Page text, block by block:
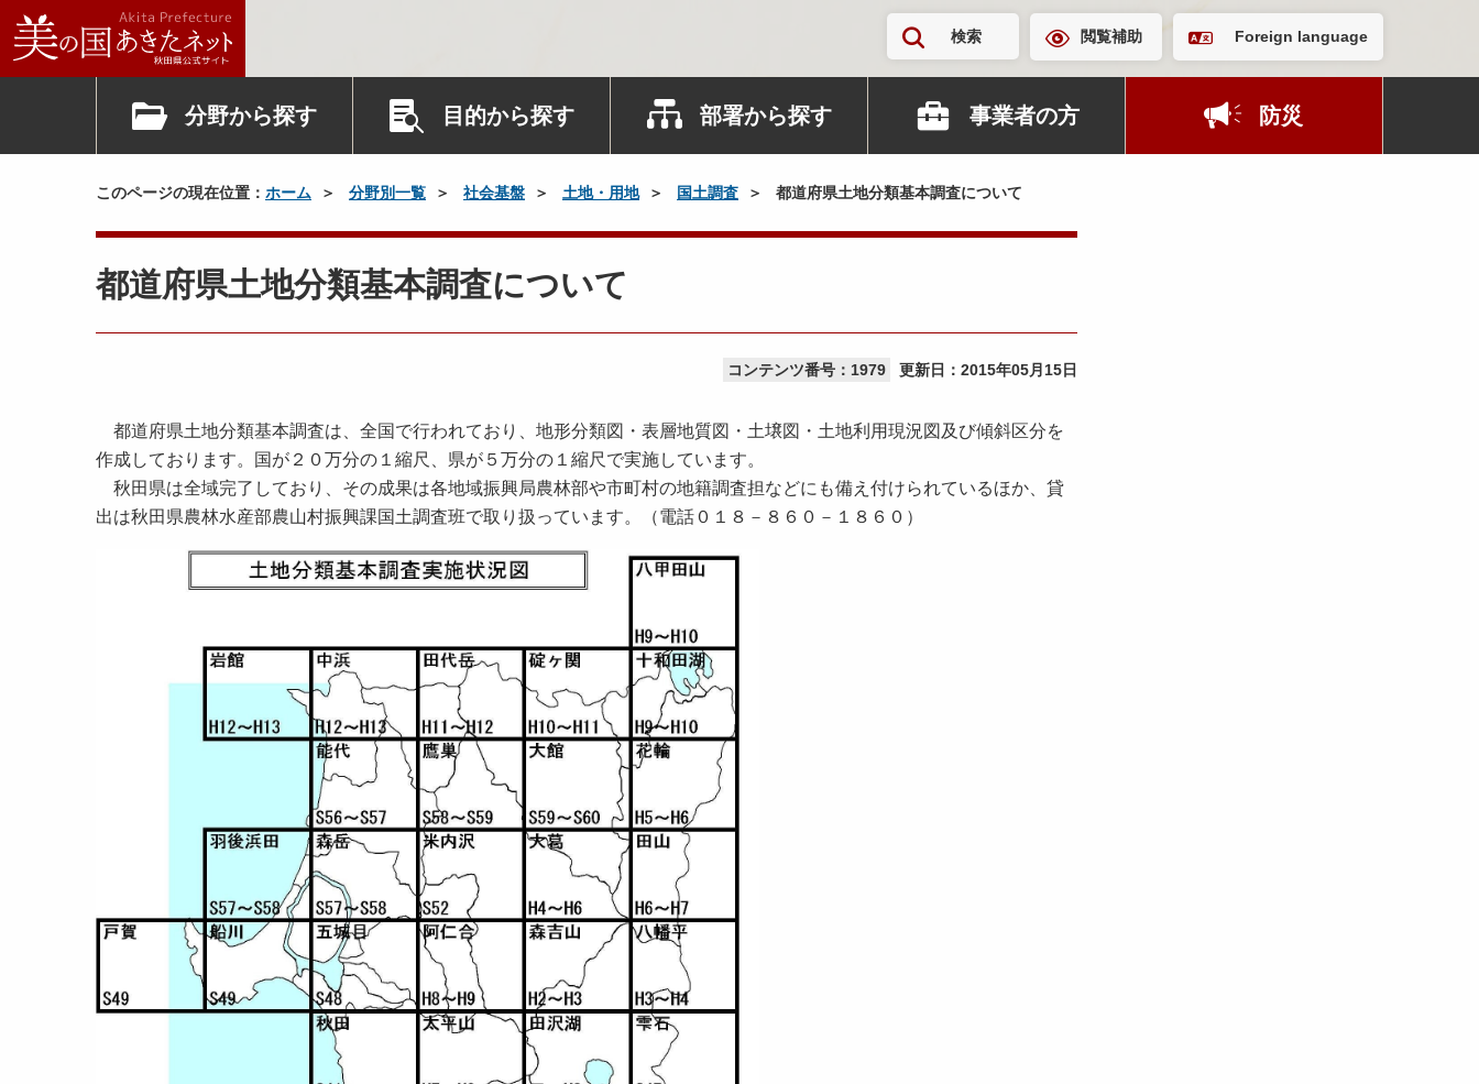
検索 閲覧補助 Foreign language
分野から探す 目的から探す 部署から探す 事業者の方 防災
このページの現在位置： ホーム 分野別一覧 社会基盤 土地・用地 国土調査 都道府県土地分類基本調査について
都道府県土地分類基本調査について
コンテンツ番号：1979 更新日： 2015年05月15日
都道府県土地分類基本調査は、全国で行われており、地形分類図・表層地質図・土壌図・土地利用現況図及び傾斜区分を
作成しております。国が２０万分の１縮尺、県が５万分の１縮尺で実施しています。
秋田県は全域完了しており、その成果は各地域振興局農林部や市町村の地籍調査担などにも備え付けられているほか、貸
出は秋田県農林水産部農山村振興課国土調査班で取り扱っています。（電話０１８－８６０－１８６０）